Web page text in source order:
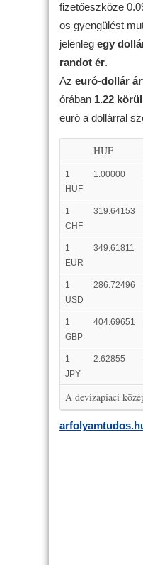
fizetőeszköze
os gyengülést
jelenleg egy
randot ér.
Az euró-dollár
órában 1.22
euró a dollárral
HUF
1
HUF
1.00000
1
CHF
319.64153
1
EUR
349.61811
1
USD
286.72496
1
GBP
404.69651
1
JPY
2.62855
A devizapiaci